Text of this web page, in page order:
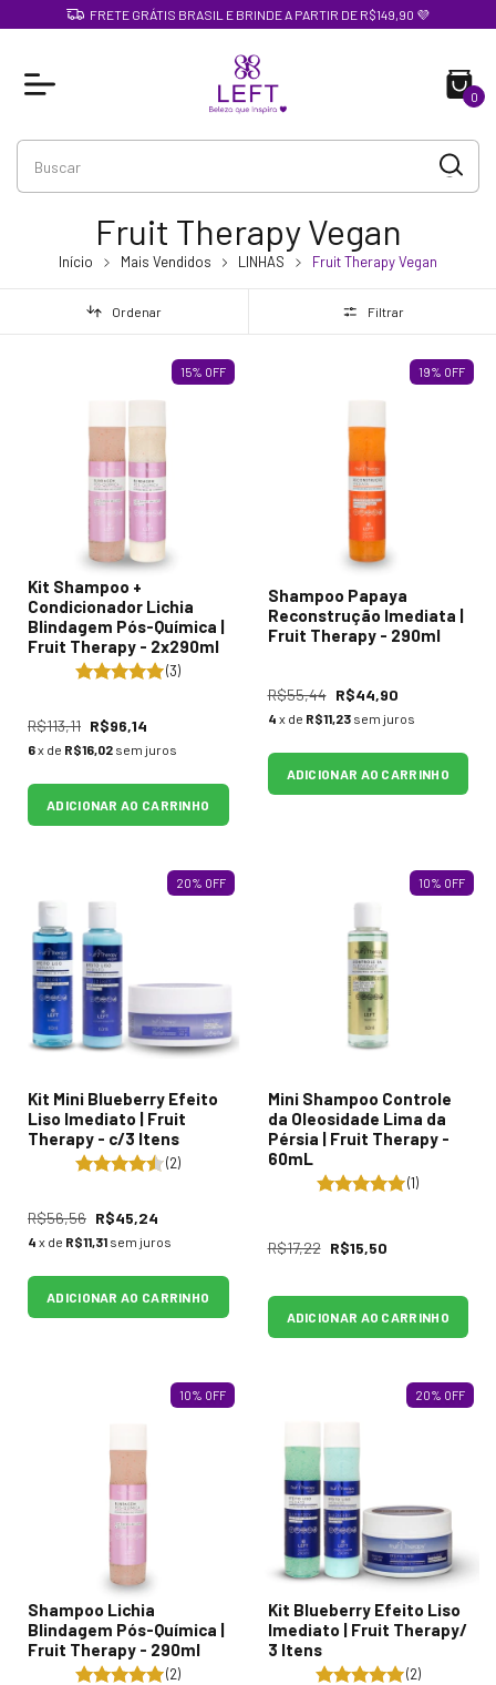
FRETE GRÁTIS BRASIL E BRINDE A PARTIR DE R$149,90 💜
0
Fruit Therapy Vegan
Início Mais Vendidos LINHAS Fruit Therapy Vegan
Ordenar Filtrar
15% OFF
Kit Shampoo +
Condicionador Lichia
Blindagem Pós-Química |
Fruit Therapy - 2x290ml
(3)
R$113,11 R$96,14
6x de R$16,02 sem juros
ADICIONAR AO CARRINHO
19% OFF
Shampoo Papaya
Reconstrução Imediata |
Fruit Therapy - 290ml
R$55,44 R$44,90
4 x de R$11,23 sem juros
ADICIONAR AO CARRINHO
20% OFF
Kit Mini Blueberry Efeito
Liso Imediato | Fruit
Therapy - c/3 Itens
(2)
R$56,56 R$45,24
4 x de R$11,31 sem juros
ADICIONAR AO CARRINHO
10% OFF
Mini Shampoo Controle
da Oleosidade Lima da
Pérsia | Fruit Therapy -
60mL
(1)
R$17,22 R$15,50
ADICIONAR AO CARRINHO
10% OFF
Shampoo Lichia
Blindagem Pós-Química |
Fruit Therapy - 290ml
(2)
20% OFF
Kit Blueberry Efeito Liso
Imediato | Fruit Therapy/
3 Itens
(2)